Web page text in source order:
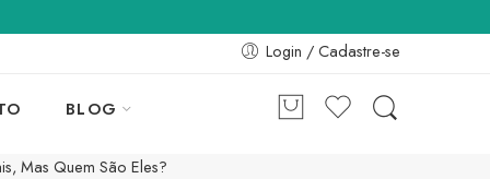
Login / Cadastre-se
BLOG
Mas Quem São Eles?